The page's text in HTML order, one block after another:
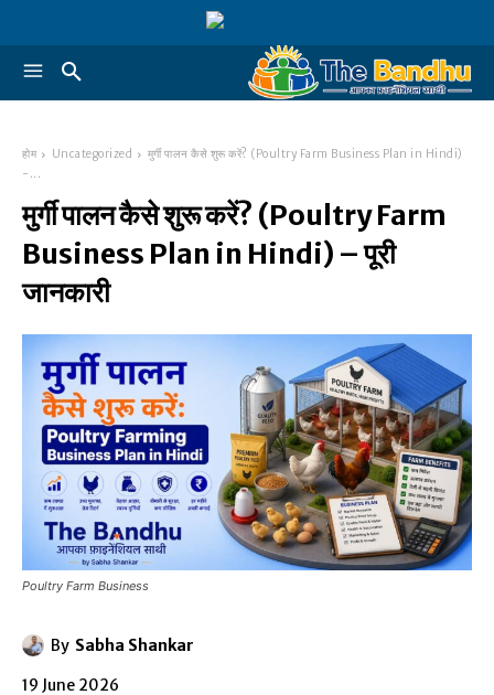
होम Uncategorized
मुर्गी पालन कैसे शुरू करें? (Poultry Farm Business Plan in Hindi)
-...
मुर्गी पालन कैसे शुरू करें? (Poultry Farm
Business Plan in Hindi) – पूरी
जानकारी
Poultry Farm Business
By Sabha Shankar
19 June 2026